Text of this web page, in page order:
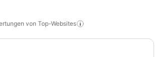
von Top-Websites